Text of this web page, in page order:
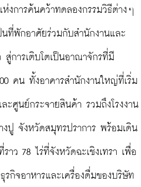
งการค้นคว้าทดลองกรรมวิธีต่างๆ
นที่พักอาศัยร่วมกับสำนักงานและ
สู่การเติบโตเป็นอาณาจักรที่มี
คน ทั้งอาคารสำนักงานใหญ่ที่เริ่ม
ะศูนย์กระจายสินค้า รวมถึงโรงงาน
ปู จังหวัดสมุทรปราการ พร้อมเดิน
าว 78 ไร่ที่จังหวัดฉะเชิงเทรา เพื่อ
รกิจอาหารและเครื่องดื่มของบริษัท